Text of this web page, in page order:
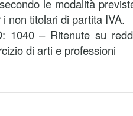
le modalità
non titolari di partita IVA.
1040 – Ritenute su
di arti e professioni